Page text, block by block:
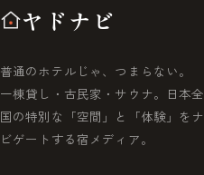
ヤドナビ
普通のホテルじゃ、つまらない。
一棟貸し・古民家・サウナ。日本全
国の特別な「空間」と「体験」をナ
ビゲートする宿メディア。